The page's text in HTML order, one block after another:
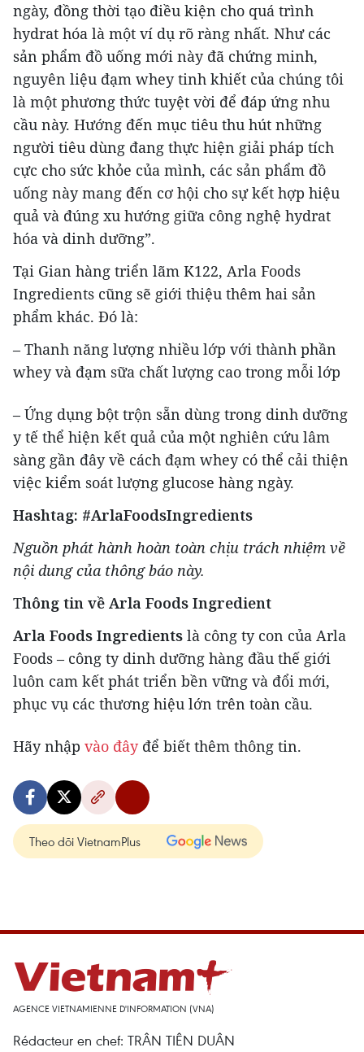
ngày, đồng thời tạo điều kiện cho quá trình
hydrat hóa là một ví dụ rõ ràng nhất. Như các
sản phẩm đồ uống mới này đã chứng minh,
nguyên liệu đạm whey tinh khiết của chúng tôi
là một phương thức tuyệt vời để đáp ứng nhu
cầu này. Hướng đến mục tiêu thu hút những
người tiêu dùng đang thực hiện giải pháp tích
cực cho sức khỏe của mình, các sản phẩm đồ
uống này mang đến cơ hội cho sự kết hợp hiệu
quả và đúng xu hướng giữa công nghệ hydrat
hóa và dinh dưỡng”.
Tại Gian hàng triển lãm K122, Arla Foods
Ingredients cũng sẽ giới thiệu thêm hai sản
phẩm khác. Đó là:
– Thanh năng lượng nhiều lớp với thành phần
whey và đạm sữa chất lượng cao trong mỗi lớp
– Ứng dụng bột trộn sẵn dùng trong dinh dưỡng
y tế thể hiện kết quả của một nghiên cứu lâm
sàng gần đây về cách đạm whey có thể cải thiện
việc kiểm soát lượng glucose hàng ngày.
Hashtag: #ArlaFoodsIngredients
Nguồn phát hành hoàn toàn chịu trách nhiệm về
nội dung của thông báo này.
Thông tin về Arla Foods Ingredient
Arla Foods Ingredients là công ty con của Arla
Foods – công ty dinh dưỡng hàng đầu thế giới
luôn cam kết phát triển bền vững và đổi mới,
phục vụ các thương hiệu lớn trên toàn cầu.
Hãy nhập vào đây để biết thêm thông tin.
Theo dõi VietnamPlus
AGENCE VIETNAMIENNE D'INFORMATION (VNA)
Rédacteur en chef: TRÂN TIÊN DUÂN